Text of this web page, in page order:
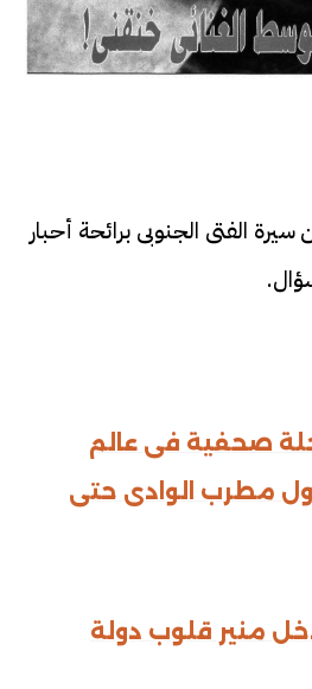
سيرة الفتى الجنوبى برائحة أحبار
صحفية فى عالم
مطرب الوادى حتى
منير قلوب دولة